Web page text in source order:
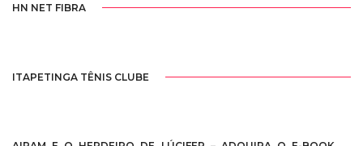
HN NET FIBRA
ITAPETINGA TÊNIS CLUBE